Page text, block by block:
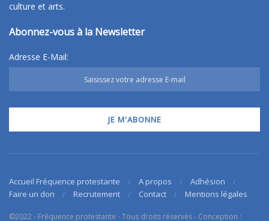
culture et arts.
Abonnez-vous à la Newsletter
Adresse E-Mail:
Accueil Fréquence protestante A propos
Adhésion
Faire un don
Recrutement Contact Mentions légales
©2022 - Fréquence protestante - Tous droits réservés - Conception :